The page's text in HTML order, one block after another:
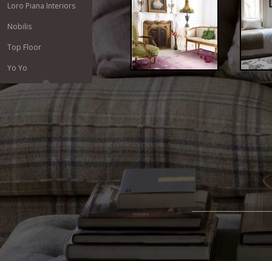
Loro Piana Interiors
Nobilis
Top Floor
Yo Yo